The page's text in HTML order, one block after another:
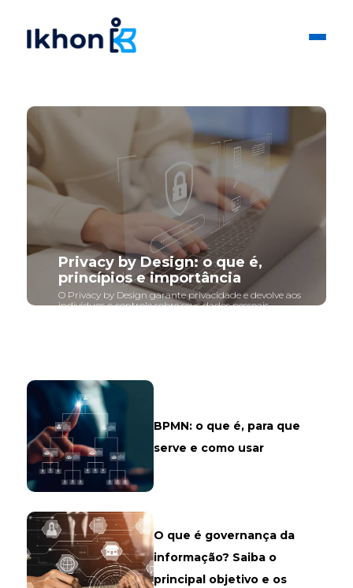
Privacy by Design: o que é,
princípios e importância
O Privacy by Design garante privacidade e devolve aos
indivíduos o controle sobre seus dados pessoais.
BPMN: o que é, para que
serve e como usar
O que é governança da
informação? Saiba o
principal objetivo e os